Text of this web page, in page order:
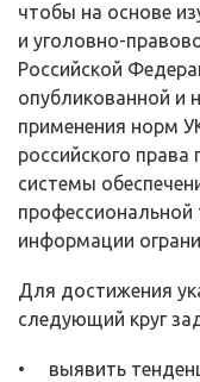
чтобы на основе
и уголовно-
Российской
опублико­ванной и
применения норм
российского права
системы
профессиональной
информации
Для достижения
следующий круг
• выявить